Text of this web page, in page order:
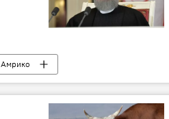
Амрико